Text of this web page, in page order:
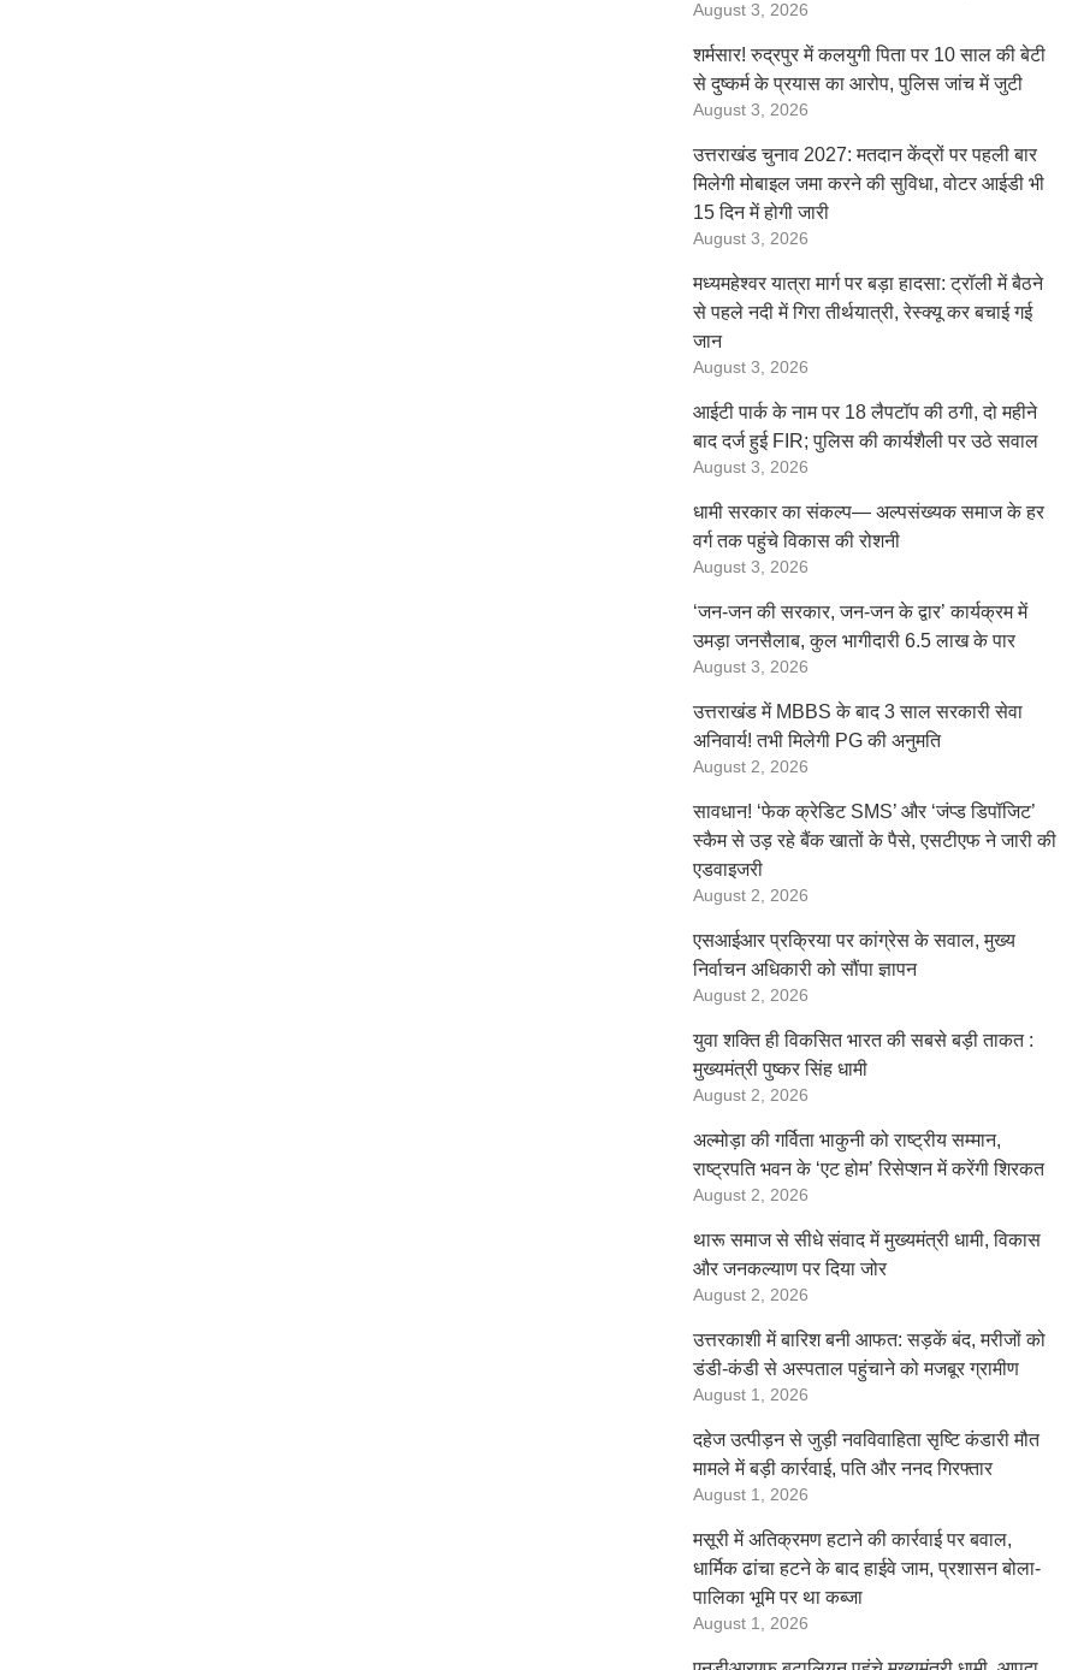
August 3, 2026
शर्मसार! रुद्रपुर में कलयुगी पिता पर 10 साल की बेटी
से दुष्कर्म के प्रयास का आरोप, पुलिस जांच में जुटी
August 3, 2026
उत्तराखंड चुनाव 2027: मतदान केंद्रों पर पहली बार
मिलेगी मोबाइल जमा करने की सुविधा, वोटर आईडी भी
15 दिन में होगी जारी
August 3, 2026
मध्यमहेश्वर यात्रा मार्ग पर बड़ा हादसा: ट्रॉली में बैठने
से पहले नदी में गिरा तीर्थयात्री, रेस्क्यू कर बचाई गई
जान
August 3, 2026
आईटी पार्क के नाम पर 18 लैपटॉप की ठगी, दो महीने
बाद दर्ज हुई FIR; पुलिस की कार्यशैली पर उठे सवाल
August 3, 2026
धामी सरकार का संकल्प— अल्पसंख्यक समाज के हर
वर्ग तक पहुंचे विकास की रोशनी
August 3, 2026
‘जन-जन की सरकार, जन-जन के द्वार’ कार्यक्रम में
उमड़ा जनसैलाब, कुल भागीदारी 6.5 लाख के पार
August 3, 2026
उत्तराखंड में MBBS के बाद 3 साल सरकारी सेवा
अनिवार्य! तभी मिलेगी PG की अनुमति
August 2, 2026
सावधान! ‘फेक क्रेडिट SMS’ और ‘जंप्ड डिपॉजिट’
स्कैम से उड़ रहे बैंक खातों के पैसे, एसटीएफ ने जारी की
एडवाइजरी
August 2, 2026
एसआईआर प्रक्रिया पर कांग्रेस के सवाल, मुख्य
निर्वाचन अधिकारी को सौंपा ज्ञापन
August 2, 2026
युवा शक्ति ही विकसित भारत की सबसे बड़ी ताकत :
मुख्यमंत्री पुष्कर सिंह धामी
August 2, 2026
अल्मोड़ा की गर्विता भाकुनी को राष्ट्रीय सम्मान,
राष्ट्रपति भवन के ‘एट होम’ रिसेप्शन में करेंगी शिरकत
August 2, 2026
थारू समाज से सीधे संवाद में मुख्यमंत्री धामी, विकास
और जनकल्याण पर दिया जोर
August 2, 2026
उत्तरकाशी में बारिश बनी आफत: सड़कें बंद, मरीजों को
डंडी-कंडी से अस्पताल पहुंचाने को मजबूर ग्रामीण
August 1, 2026
दहेज उत्पीड़न से जुड़ी नवविवाहिता सृष्टि कंडारी मौत
मामले में बड़ी कार्रवाई, पति और ननद गिरफ्तार
August 1, 2026
मसूरी में अतिक्रमण हटाने की कार्रवाई पर बवाल,
धार्मिक ढांचा हटने के बाद हाईवे जाम, प्रशासन बोला-
पालिका भूमि पर था कब्जा
August 1, 2026